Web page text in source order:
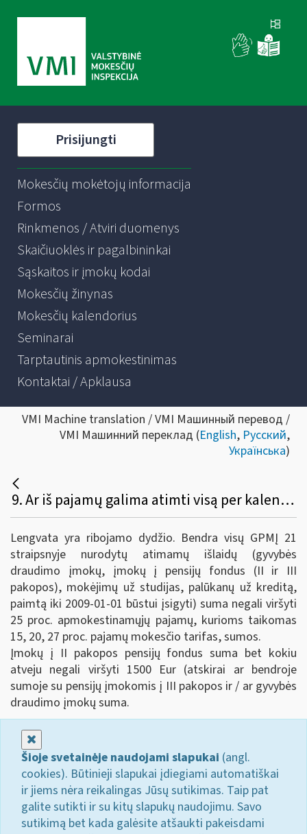
Prisijungti
Mokesčių mokėtojų informacija
Formos
Rinkmenos / Atviri duomenys
Skaičiuoklės ir pagalbininkai
Sąskaitos ir įmokų kodai
Mokesčių žinynas
Mokesčių kalendorius
Seminarai
Tarptautinis apmokestinimas
Kontaktai / Apklausa
VMI Machine translation / VMI Машинный перевод /
VMI Машинний переклад (English, Русский,
Українська)
9. Ar iš pajamų galima atimti visą per kalendorinius metus sumokėtų papildomų pensijų įmokų sumą?
Lengvata yra ribojamo dydžio. Bendra visų GPMĮ 21
straipsnyje nurodytų atimamų išlaidų (gyvybės
draudimo įmokų, įmokų į pensijų fondus (II ir III
pakopos), mokėjimų už studijas, palūkanų už kreditą,
paimtą iki 2009-01-01 būstui įsigyti) suma negali viršyti
25 proc. apmokestinamųjų pajamų, kurioms taikomas
15, 20, 27 proc. pajamų mokesčio tarifas, sumos.
Įmokų į II pakopos pensijų fondus suma bet kokiu
atveju negali viršyti 1500 Eur (atskirai ar bendroje
sumoje su pensijų įmokomis į III pakopos ir / ar gyvybės
draudimo įmokų suma.
Šioje svetainėje naudojami slapukai (angl.
cookies). Būtinieji slapukai įdiegiami automatiškai
ir jiems nėra reikalingas Jūsų sutikimas. Taip pat
galite sutikti ir su kitų slapukų naudojimu. Savo
sutikimą bet kada galėsite atšaukti pakeisdami